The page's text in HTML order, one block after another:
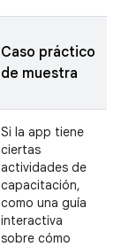
Caso práctico
de muestra
Si la app tiene
ciertas
actividades de
capacitación,
como una guía
interactiva
sobre cómo